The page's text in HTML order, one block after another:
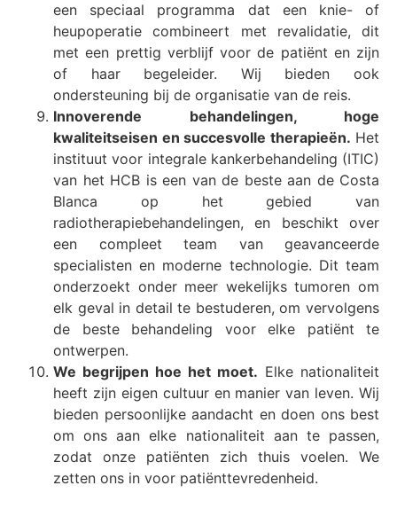
een speciaal programma dat een knie- of
heupoperatie combineert met revalidatie, dit
met een prettig verblijf voor de patiënt en zijn
of haar begeleider. Wij bieden ook
ondersteuning bij de organisatie van de reis.
Innoverende behandelingen, hoge
kwaliteitseisen en succesvolle therapieën. Het
instituut voor integrale kankerbehandeling (ITIC)
van het HCB is een van de beste aan de Costa
Blanca op het gebied van
radiotherapiebehandelingen, en beschikt over
een compleet team van geavanceerde
specialisten en moderne technologie. Dit team
onderzoekt onder meer wekelijks tumoren om
elk geval in detail te bestuderen, om vervolgens
de beste behandeling voor elke patiënt te
ontwerpen.
We begrijpen hoe het moet. Elke nationaliteit
heeft zijn eigen cultuur en manier van leven. Wij
bieden persoonlijke aandacht en doen ons best
om ons aan elke nationaliteit aan te passen,
zodat onze patiënten zich thuis voelen. We
zetten ons in voor patiënttevredenheid.